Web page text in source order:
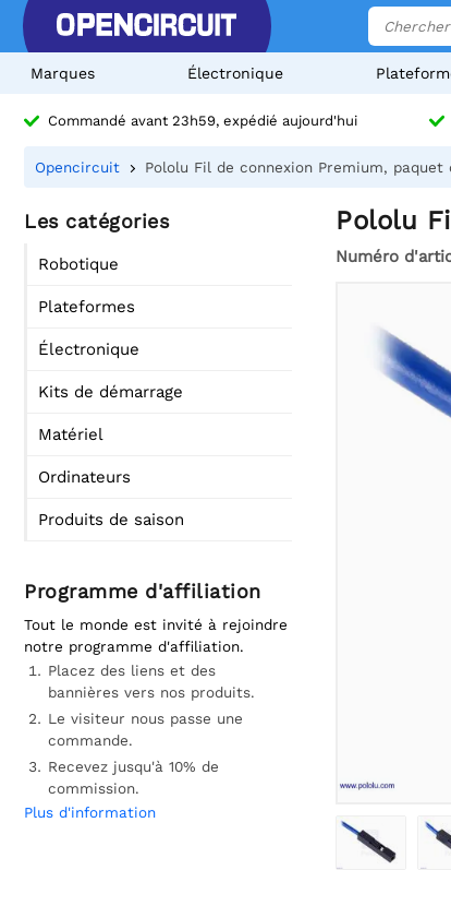
Marques Électronique
Commandé avant 23h59, expédié aujourd'hui
Opencircuit Pololu Fil de connexion Premium, paquet
Les catégories
Robotique
Plateformes
Électronique
Kits de démarrage
Matériel
Ordinateurs
Produits de saison
Programme d'affiliation
Tout le monde est invité à rejoindre
notre programme d'affiliation.
Placez des liens et des
bannières vers nos produits.
Le visiteur nous passe une
commande.
Recevez jusqu'à 10% de
commission.
Plus d'information
Pololu
Numéro